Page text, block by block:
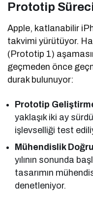
Prototip
Apple, katlanabilir
takvimi yürütüyor.
(Prototip 1)
geçmeden önce
durak bulunuyor:
Prototip
yaklaşık iki ay
işlevselliği test
Mühendislik
yılının sonunda
tasarımın
denetleniyor.